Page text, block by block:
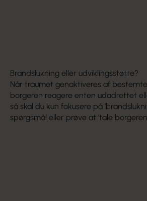
Brandslukning eller udviklingsstøtte?
Når traumet genaktiveres af
borgeren reagere enten udadrettet
så skal du kun fokusere på
spørgsmål eller prøve at ’tale borgeren